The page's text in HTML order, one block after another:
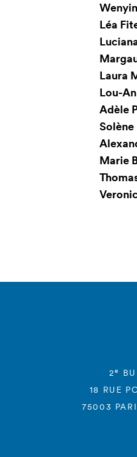
Léa
Laura
Lou-
Adèle
Solène
Marie
2e
18 RUE
75003